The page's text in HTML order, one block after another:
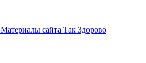
Материалы сайта Так Здорово